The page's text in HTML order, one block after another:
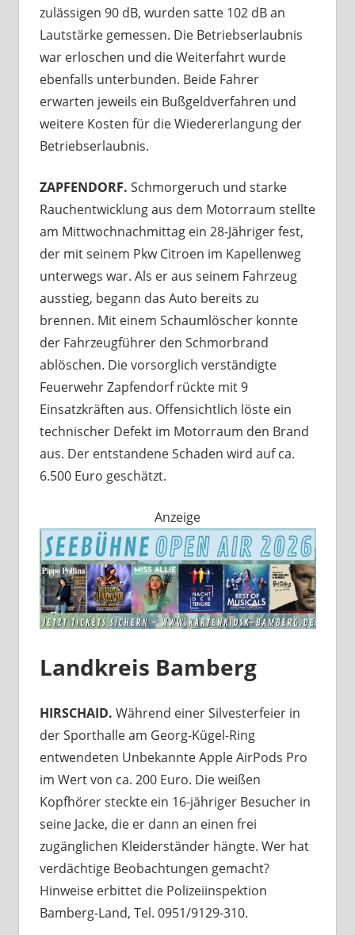
zulässigen 90 dB, wurden satte 102 dB an
Lautstärke gemessen. Die Betriebserlaubnis
war erloschen und die Weiterfahrt wurde
ebenfalls unterbunden. Beide Fahrer
erwarten jeweils ein Bußgeldverfahren und
weitere Kosten für die Wiedererlangung der
Betriebserlaubnis.
ZAPFENDORF. Schmorgeruch und starke
Rauchentwicklung aus dem Motorraum stellte
am Mittwochnachmittag ein 28-Jähriger fest,
der mit seinem Pkw Citroen im Kapellenweg
unterwegs war. Als er aus seinem Fahrzeug
ausstieg, begann das Auto bereits zu
brennen. Mit einem Schaumlöscher konnte
der Fahrzeugführer den Schmorbrand
ablöschen. Die vorsorglich verständigte
Feuerwehr Zapfendorf rückte mit 9
Einsatzkräften aus. Offensichtlich löste ein
technischer Defekt im Motorraum den Brand
aus. Der entstandene Schaden wird auf ca.
6.500 Euro geschätzt.
Anzeige
Landkreis Bamberg
HIRSCHAID. Während einer Silvesterfeier in
der Sporthalle am Georg-Kügel-Ring
entwendeten Unbekannte Apple AirPods Pro
im Wert von ca. 200 Euro. Die weißen
Kopfhörer steckte ein 16-jähriger Besucher in
seine Jacke, die er dann an einen frei
zugänglichen Kleiderständer hängte. Wer hat
verdächtige Beobachtungen gemacht?
Hinweise erbittet die Polizeiinspektion
Bamberg-Land, Tel. 0951/9129-310.